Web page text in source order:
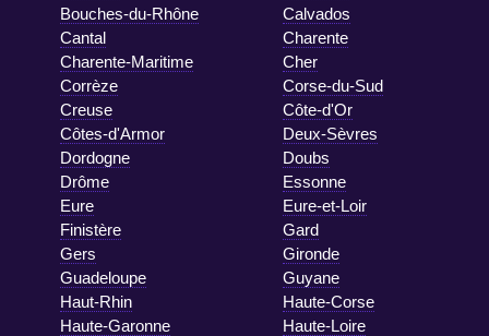
Bouches-du-Rhône
Calvados
Cantal
Charente
Charente-Maritime
Cher
Corrèze
Corse-du-Sud
Creuse
Côte-d'Or
Côtes-d'Armor
Deux-Sèvres
Dordogne
Doubs
Drôme
Essonne
Eure
Eure-et-Loir
Finistère
Gard
Gers
Gironde
Guadeloupe
Guyane
Haut-Rhin
Haute-Corse
Haute-Garonne
Haute-Loire